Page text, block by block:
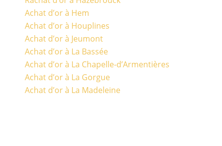
Achat d’or à Hem
Achat d’or à Houplines
Achat d’or à Jeumont
Achat d’or à La Bassée
Achat d’or à La Chapelle-d’Armentières
Achat d’or à La Gorgue
Achat d’or à La Madeleine